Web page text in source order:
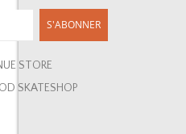
S'ABONNER
STORE
SKATESHOP